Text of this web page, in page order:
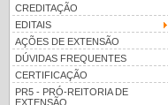
CREDITAÇÃO
EDITAIS
AÇÕES DE EXTENSÃO
DÚVIDAS FREQUENTES
CERTIFICAÇÃO
PR5 - PRÓ-REITORIA DE
EXTENSÃO